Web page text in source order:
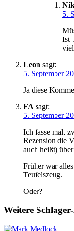
Nik
5.
Ist
Leon sagt:
5. September
Ja diese
FA sagt:
5. September
Ich fasse mal,
Rezension die
auch heißt)
Früher war
Teufelszeug.
Oder?
Weitere